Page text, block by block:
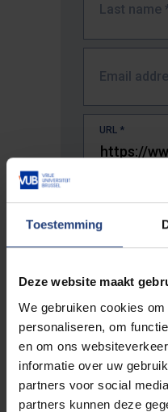
Toestemming
Deze website maakt
We gebruiken cookies
personaliseren, om
en om ons
informatie over uw
partners voor social
partners kunnen deze
Last name *
Email
URL *
The full URL of the